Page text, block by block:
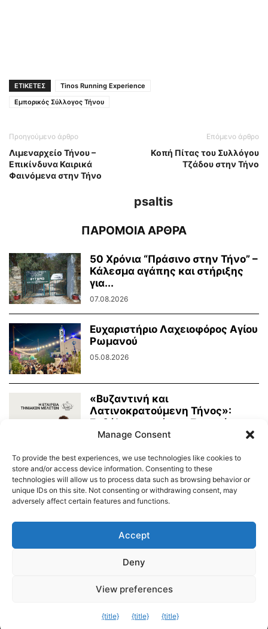
ΕΤΙΚΕΤΕΣ
Tinos Running Experience
Εμπορικός Σύλλογος Τήνου
Προηγούμενο άρθρο
Λιμεναρχείο Τήνου –
Επικίνδυνα Καιρικά
Φαινόμενα στην Τήνο
Επόμενο άρθρο
Κοπή Πίτας του Συλλόγου
Τζάδου στην Τήνο
psaltis
ΠΑΡΟΜΟΙΑ ΑΡΘΡΑ
50 Χρόνια “Πράσινο στην Τήνο” –
Κάλεσμα αγάπης και στήριξης
για...
07.08.2026
Ευχαριστήριο Λαχειοφόρος Αγίου
Ρωμανού
05.08.2026
«Βυζαντινή και
Λατινοκρατούμενη Τήνος»:
Εκδήλωση από την Εταιρεία
Τηνιακών Μελετών
Δημοτικό Λιμενικό Ταμείο Τήνου – Άνδρου
© 2026
Manage Consent
To provide the best experiences, we use technologies like cookies to
store and/or access device information. Consenting to these
technologies will allow us to process data such as browsing behavior or
unique IDs on this site. Not consenting or withdrawing consent, may
adversely affect certain features and functions.
Accept
Deny
View preferences
{title} {title} {title}
Exit mobile version